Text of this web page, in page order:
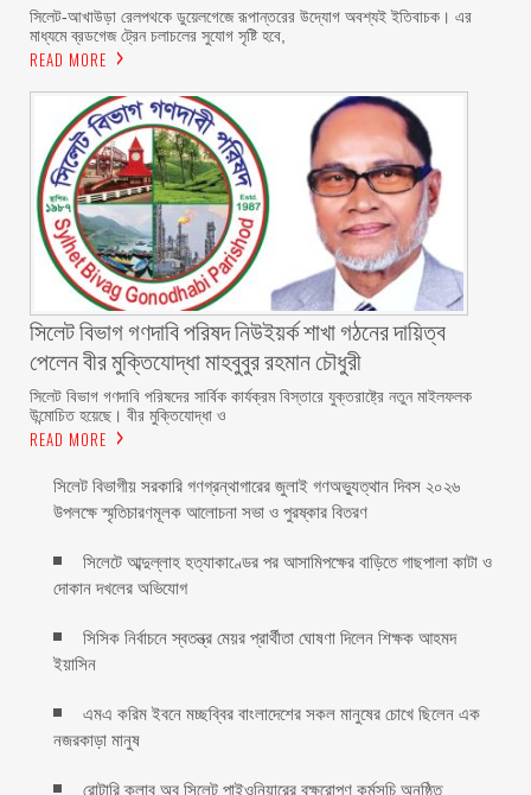
‎​সিলেট-আখাউড়া রেলপথকে ডুয়েলগেজে রূপান্তরের উদ্যোগ অবশ্যই ইতিবাচক। এর
মাধ্যমে ব্রডগেজ ট্রেন চলাচলের সুযোগ সৃষ্টি হবে,
READ MORE
সিলেট বিভাগ গণদাবি পরিষদ নিউইয়র্ক শাখা গঠনের দায়িত্ব
পেলেন বীর মুক্তিযোদ্ধা মাহবুবুর রহমান চৌধুরী ‎ ‎
‎সিলেট বিভাগ গণদাবি পরিষদের সার্বিক কার্যক্রম বিস্তারে যুক্তরাষ্ট্রে নতুন মাইলফলক
উন্মোচিত হয়েছে। বীর মুক্তিযোদ্ধা ও
READ MORE
সিলেট বিভাগীয় সরকারি গণগ্রন্থাগারের জুলাই গণঅভ্যুত্থান দিবস ২০২৬
উপলক্ষে স্মৃতিচারণমূলক আলোচনা সভা ও পুরষ্কার বিতরণ ‎ ‎
সিলেটে আব্দুল্লাহ হত্যাকাণ্ডের পর আসামিপক্ষের বাড়িতে গাছপালা কাটা ও
দোকান দখলের অভিযোগ
সিসিক নির্বাচনে স্বতন্ত্র মেয়র প্রার্থীতা ঘোষণা দিলেন শিক্ষক আহমদ
ইয়াসিন
এমএ করিম ইবনে মচ্ছব্বির বাংলাদেশের সকল মানুষের চোখে ছিলেন এক
নজরকাড়া মানুষ ‎
রোটারি ক্লাব অব সিলেট পাইওনিয়ারের বৃক্ষরোপণ কর্মসূচি অনুষ্ঠিত